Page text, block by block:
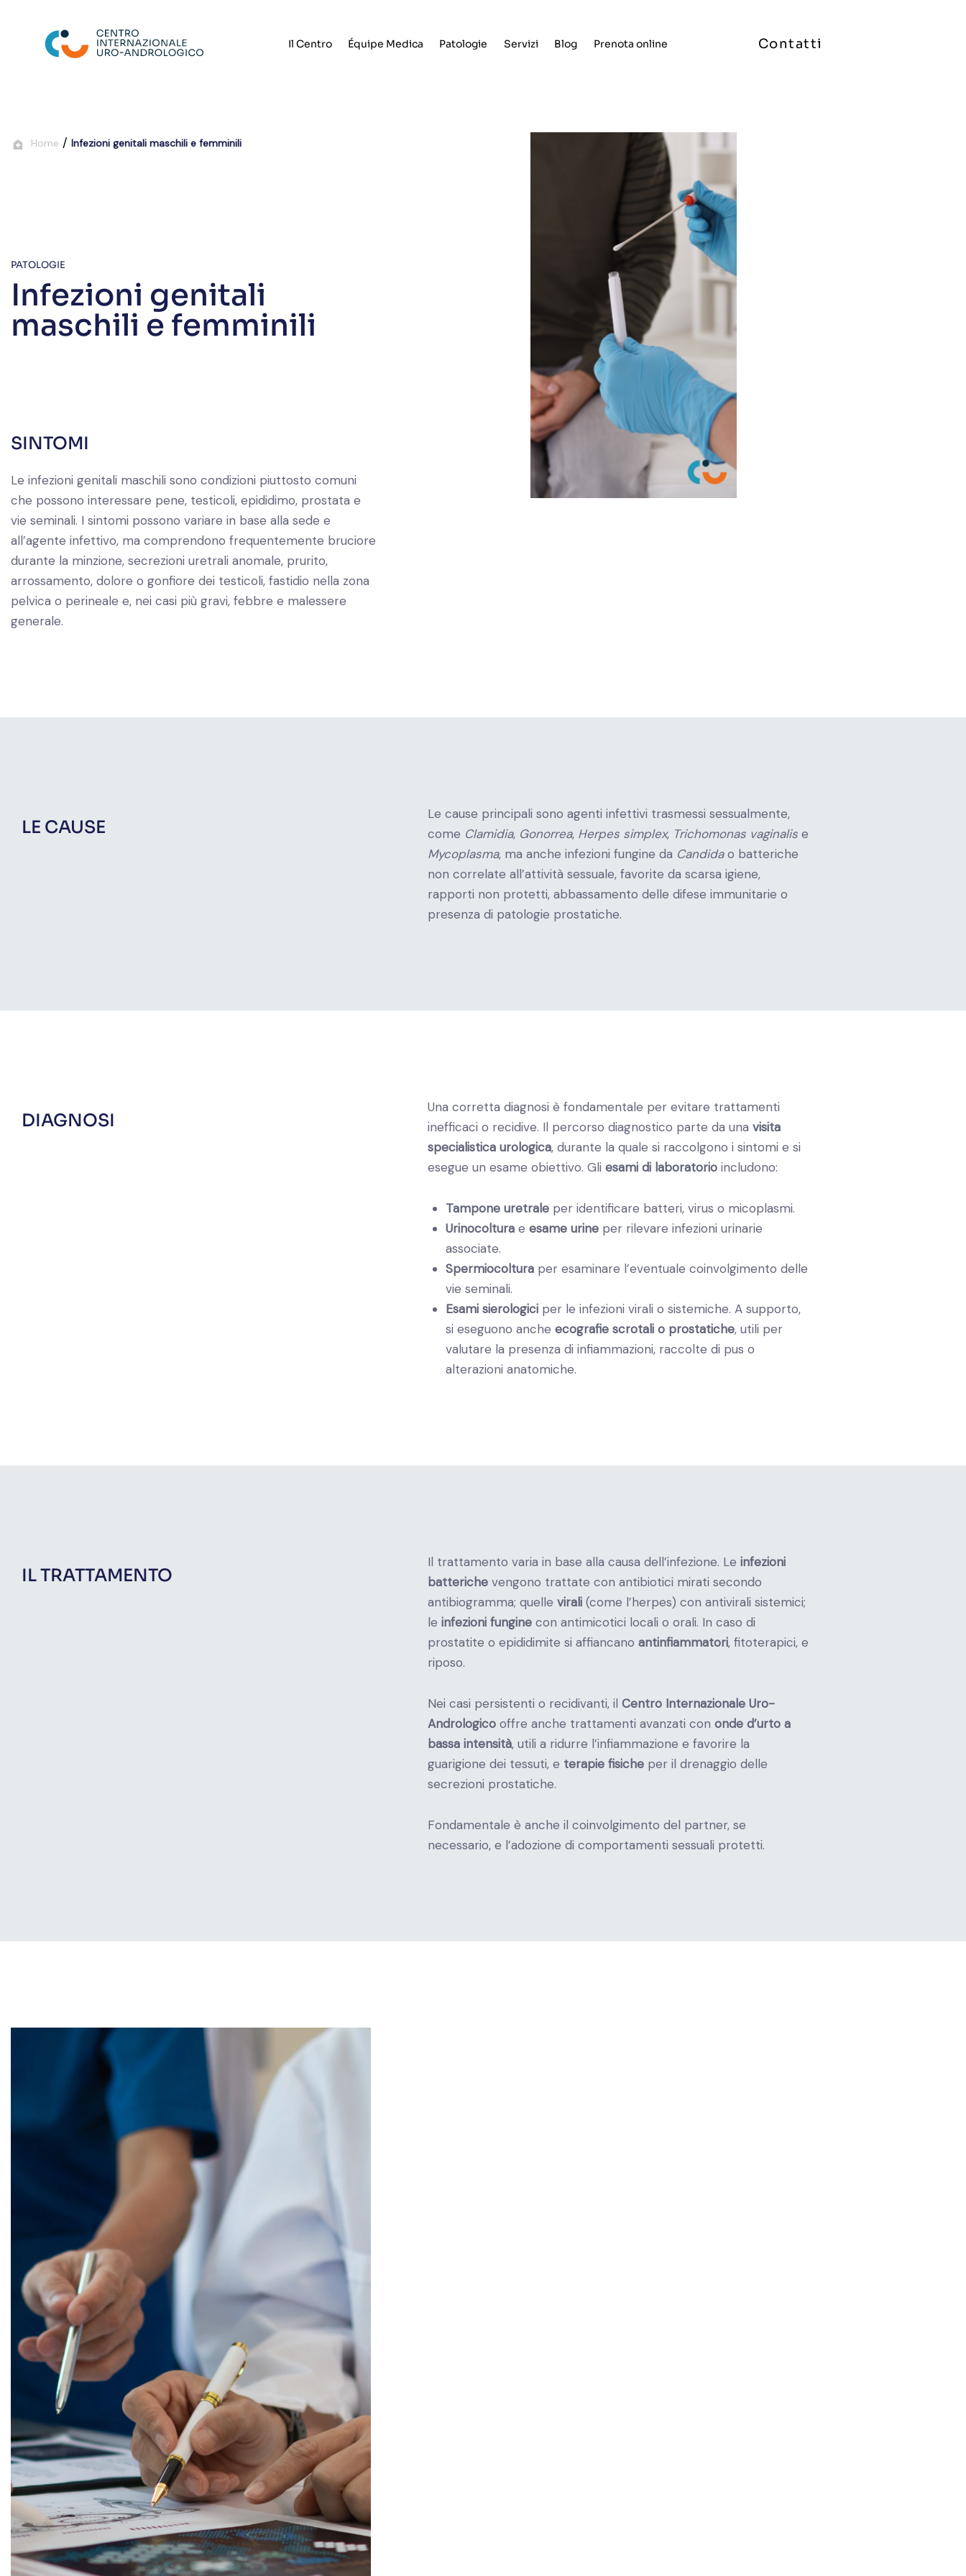
Il Centro Équipe Medica Patologie Servizi Blog Prenota online Contatti
Home / Infezioni genitali maschili e femminili
PATOLOGIE
Infezioni genitali
maschili e femminili
SINTOMI
Le infezioni genitali maschili sono condizioni piuttosto comuni
che possono interessare pene, testicoli, epididimo, prostata e
vie seminali. I sintomi possono variare in base alla sede e
all’agente infettivo, ma comprendono frequentemente bruciore
durante la minzione, secrezioni uretrali anomale, prurito,
arrossamento, dolore o gonfiore dei testicoli, fastidio nella zona
pelvica o perineale e, nei casi più gravi, febbre e malessere
generale.
LE CAUSE
Le cause principali sono agenti infettivi trasmessi sessualmente,
come Clamidia, Gonorrea, Herpes simplex, Trichomonas vaginalise
Mycoplasma, ma anche infezioni fungine da Candidao batteriche
non correlate all’attività sessuale, favorite da scarsa igiene,
rapporti non protetti, abbassamento delle difese immunitarie o
presenza di patologie prostatiche.
DIAGNOSI
Una corretta diagnosi è fondamentale per evitare trattamenti
inefficaci o recidive. Il percorso diagnostico parte da una visita
specialistica urologica, durante la quale si raccolgono i sintomi e si
esegue un esame obiettivo. Gli esami di laboratorioincludono:
Tampone uretrale per identificare batteri, virus o micoplasmi.
Urinocoltura eesame urine per rilevare infezioni urinarie
associate.
Spermiocoltura per esaminare l’eventuale coinvolgimento delle
vie seminali.
Esami sierologici per le infezioni virali o sistemiche.A supporto,
si eseguono ancheecografie scrotali o prostatiche, utili per
valutare la presenza di infiammazioni, raccolte di pus o
alterazioni anatomiche.
IL TRATTAMENTO
Il trattamento varia in base alla causa dell’infezione. Le infezioni
batterichevengono trattate con antibiotici mirati secondo
antibiogramma; quelle virali(come l’herpes) con antivirali sistemici;
le infezioni funginecon antimicotici locali o orali. In caso di
prostatite o epididimite si affiancano antinfiammatori, fitoterapici, e
riposo.
Nei casi persistenti o recidivanti, il Centro Internazionale Uro-
Andrologicooffre anche trattamenti avanzati con onde d’urto a
bassa intensità, utili a ridurre l’infiammazione e favorire la
guarigione dei tessuti, e terapie fisicheper il drenaggio delle
secrezioni prostatiche.
Fondamentale è anche il coinvolgimento del partner, se
necessario, e l’adozione di comportamenti sessuali protetti.